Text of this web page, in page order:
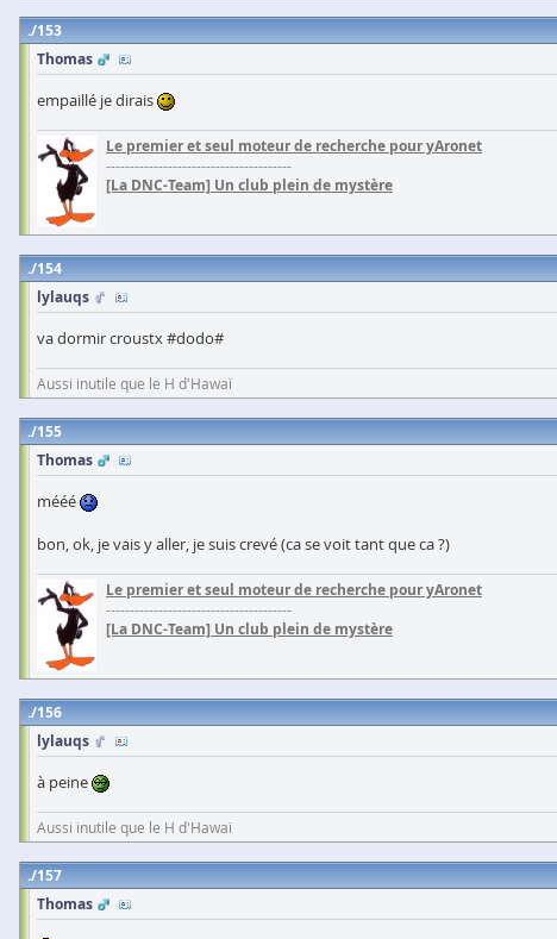
153
Thomas
empaillé je dirais
Le premier et seul moteur de recherche pour yAronet
---------------------------------------
[La DNC-Team] Un club plein de mystère
154
lylauqs
va dormir croustx #dodo#
Aussi inutile que le H d'Hawaï
155
Thomas
mééé
bon, ok, je vais y aller, je suis crevé (ca se voit tant que ca ?)
Le premier et seul moteur de recherche pour yAronet
---------------------------------------
[La DNC-Team] Un club plein de mystère
156
lylauqs
à peine
Aussi inutile que le H d'Hawaï
157
Thomas